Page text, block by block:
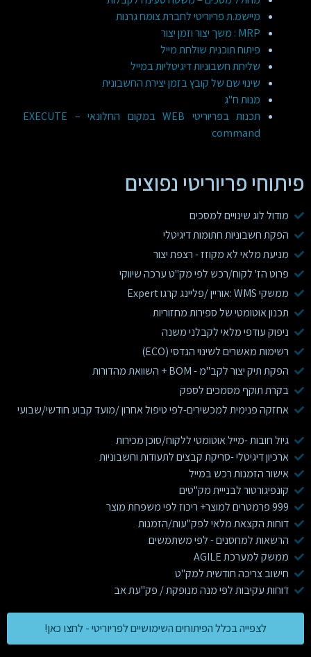
מיישמ.ת פריוריטי לחברת צומח גרנות
MRP : משך יצור וזמן יצור
פיתוח תוכנית שולחת מייל
שליחת חשבוניות דיגיטליות במייל
שינוי שם של קובץ בזמן יצירת החשבונית
מנות ח"ג
תכנות בפריוריטי WEB במקום החלונאי – EXECUTE
command
פיתוחי פריוריטי נפוצים
מודול לוג שינויים למסכים
הפקת חשבוניות חתומות דיגיטלי
מניעת מלאי לא מקוזז - רצפת יצור
פרוט הז' לקוח/רכש לפי מק"ט ערכה שיווקי
ממשקי WMS :אוריין /פליינג קרגו Expert
תכנון אוטומטי של ספירות מחזוריות
ניפוק עודפי מלאי לקבלני משנה
רשימות מאשרים לשינוי הנדסי (ECO)
הפקת תיק יצור לקב"מ - BOM + השוואת מהדורות
בקרת תוקף מסמכים לספק
אחזקה פנימית למכשירים-לפי טיפול אחרון /מועד קבוע חודשי/שבועי
גיול חובות -מייל אוטומטי ללקוח/סוכן מכירות
ארכיון דיגיטלי -סריקת קבצים לתעודות וחשבוניות
אישור הזמנות רכש במייל
קונפיגורטור לבנייית מק"טים
999 פרמטרים למוצר+ ריכוז לפי משפחת מוצר
דוחות הקצאת מלאי לפק"עות/הזמנות
הרשאות למחסנים - לפי משתמשים
ממשק למערכת AGILE
חישוב צריכה חודשית למק"ט
דוחות עקיבות לפי מנה מנופקת / פק"עת אב
לצפייה בכלל הפיתוחים השימושיים לפריוריטי - לחצו כאן!